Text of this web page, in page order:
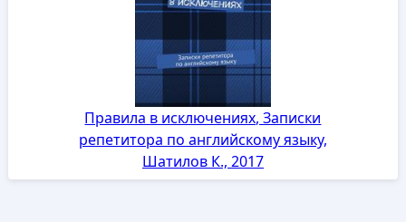
Правила в исключениях, Записки
репетитора по английскому языку,
Шатилов К., 2017